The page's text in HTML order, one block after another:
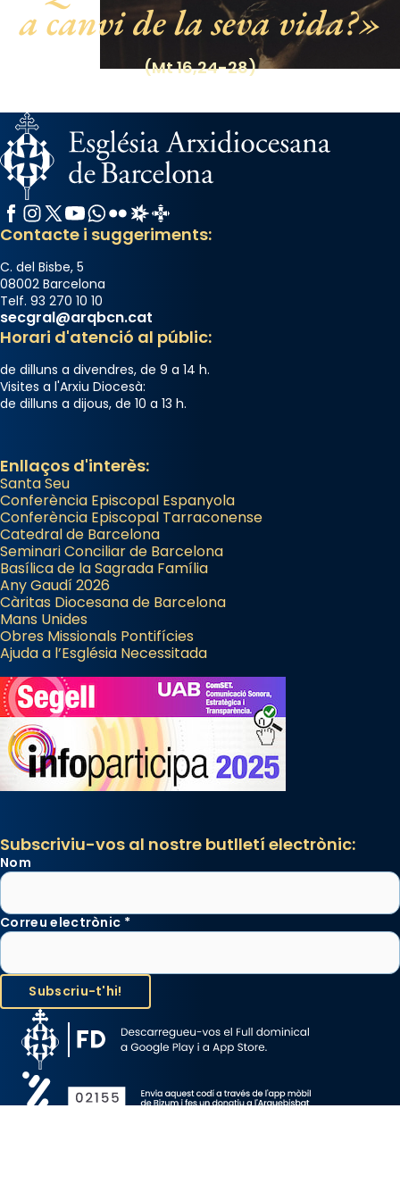
Photo
a canvi de la seva vida?
(Mt 16,24-28)
Facebook
Instagram
X / Twitter
YouTube
WhatsApp
FlickrRadio Estel
Catalunya Cristiana
Contacte i suggeriments:
C. del Bisbe, 5
08002 Barcelona
Telf. 93 270 10 10
secgral@arqbcn.cat
Horari d'atenció al públic:
de dilluns a divendres, de 9 a 14 h.
Visites a l'Arxiu Diocesà:
de dilluns a dijous, de 10 a 13 h.
Enllaços d'interès:
Santa Seu
Conferència Episcopal Espanyola
Conferència Episcopal Tarraconense
Catedral de Barcelona
Seminari Conciliar de Barcelona
Basílica de la Sagrada Família
Any Gaudí 2026
Càritas Diocesana de Barcelona
Mans Unides
Obres Missionals Pontifícies
Ajuda a l’Església Necessitada
Subscriviu-vos al nostre butlletí electrònic:
Nom
Correu electrònic *